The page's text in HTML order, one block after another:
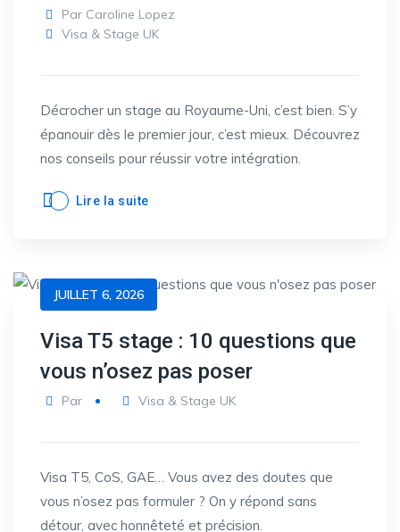
Par Caroline Lopez
Visa & Stage UK
Décrocher un stage au Royaume-Uni, c’est bien. S’y
épanouir dès le premier jour, c’est mieux. Découvrez
nos conseils pour réussir votre intégration.
Lire la suite
JUILLET 6, 2026
Visa T5 stage : 10 questions que
vous n’osez pas poser
Par Visa & Stage UK
Visa T5, CoS, GAE… Vous avez des doutes que
vous n’osez pas formuler ? On y répond sans
détour, avec honnêteté et précision.